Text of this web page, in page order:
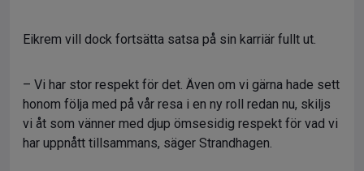
Eikrem vill dock fortsätta satsa på sin karriär fullt ut.
– Vi har stor respekt för det. Även om vi gärna hade sett
honom följa med på vår resa i en ny roll redan nu, skiljs
vi åt som vänner med djup ömsesidig respekt för vad vi
har uppnått tillsammans, säger Strandhagen.